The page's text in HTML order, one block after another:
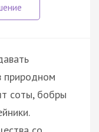
природном
соты, бобры